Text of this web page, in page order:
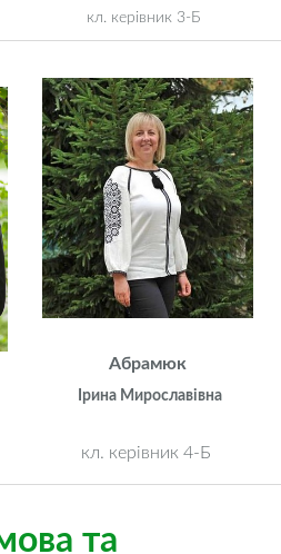
кл. керівник 3-Б
Абрамюк
Ірина Мирославівна
кл. керівник 4-Б
та